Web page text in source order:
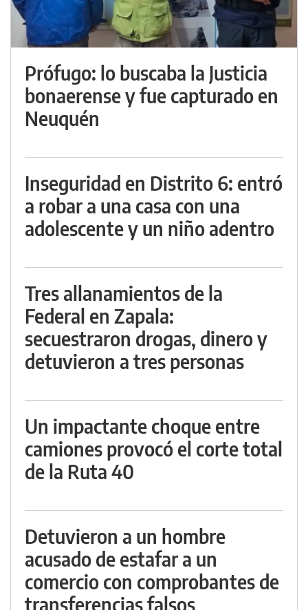
Prófugo: lo buscaba la Justicia
bonaerense y fue capturado en
Neuquén
Inseguridad en Distrito 6: entró
a robar a una casa con una
adolescente y un niño adentro
Tres allanamientos de la
Federal en Zapala:
secuestraron drogas, dinero y
detuvieron a tres personas
Un impactante choque entre
camiones provocó el corte total
de la Ruta 40
Detuvieron a un hombre
acusado de estafar a un
comercio con comprobantes de
transferencias falsos